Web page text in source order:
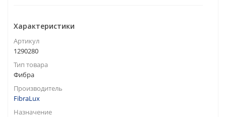
Характеристики
Артикул
1290280
Тип товара
Фибра
Производитель
FibraLux
Назначение